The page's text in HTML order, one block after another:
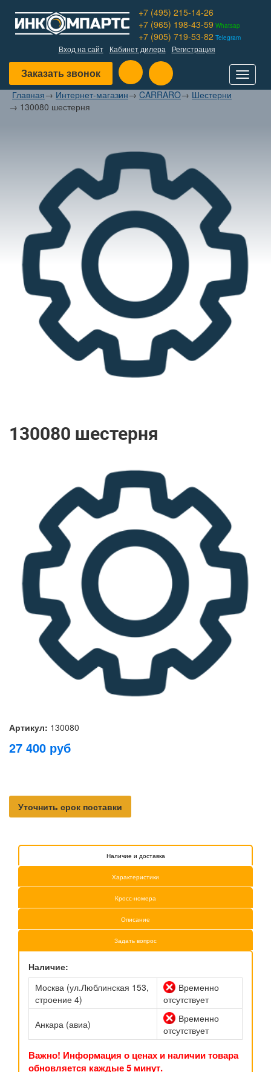
+7 (495) 215-14-26
+7 (965) 198-43-59 Whatsap
+7 (905) 719-53-82 Telegram
Вход на сайт Кабинет дилера Регистрация
Заказать звонок
Toggle
Главная→ Интернет-магазин→ CARRARO→ Шестерни
→ 130080 шестерня
130080 шестерня
Артикул: 130080
27 400 руб
Уточнить срок поставки
Наличие и доставка
Характеристики
Кросс-номера
Описание
Задать вопрос
Наличие:
Москва (ул.Люблинская 153,
строение 4)
Временно
отсутствует
Анкара (авиа)
Временно
отсутствует
Важно! Информация о ценах и наличии товара
обновляется каждые 5 минут.